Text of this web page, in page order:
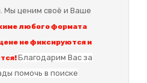
Мы ценим своё и Ваше
любого формата
не фиксируются и
Благодарим Вас за
помочь в поиске